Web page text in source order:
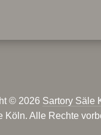
© 2026 Sartory Säle
Köln. Alle Rechte